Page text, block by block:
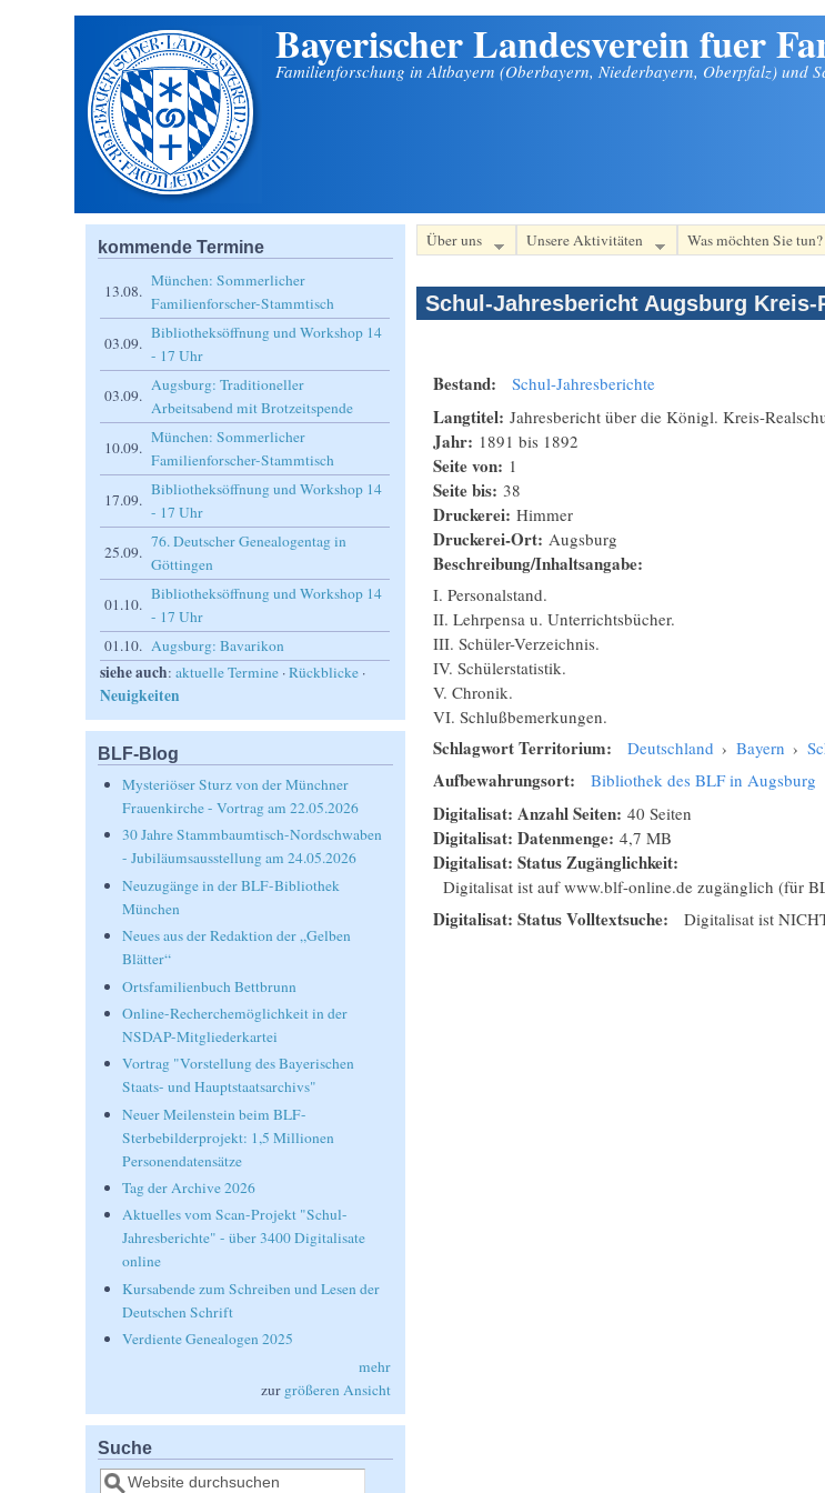
Bayerischer Landesverein fuer
Familienforschung in Altbayern (Oberbayern, Niederbayern, Oberpfalz) und
Über uns Unsere Aktivitäten Was möchten Sie tun?
Schul-Jahresbericht Augsburg Kreis-
Bestand: Schul-Jahresberichte
Langtitel: Jahresbericht über die Königl. Kreis-
Jahr: 1891 bis 1892
Seite von: 1
Seite bis: 38
Druckerei: Himmer
Druckerei-Ort: Augsburg
Beschreibung/Inhaltsangabe:
I. Personalstand.
II. Lehrpensa u. Unterrichtsbücher.
III. Schüler-Verzeichnis.
IV. Schülerstatistik.
V. Chronik.
VI. Schlußbemerkungen.
Schlagwort Territorium: Deutschland › Bayern ›
Aufbewahrungsort: Bibliothek des BLF in Augsburg
Digitalisat: Anzahl Seiten: 40 Seiten
Digitalisat: Datenmenge: 4,7 MB
Digitalisat: Status Zugänglichkeit:
Digitalisat ist auf www.blf-online.de zugänglich (für
Digitalisat: Status Volltextsuche: Digitalisat ist
kommende Termine
13.08.
München: Sommerlicher
Familienforscher-Stammtisch
03.09.
Bibliotheksöffnung und Workshop 14
- 17 Uhr
03.09.
Augsburg: Traditioneller
Arbeitsabend mit Brotzeitspende
10.09.
München: Sommerlicher
Familienforscher-Stammtisch
17.09.
Bibliotheksöffnung und Workshop 14
- 17 Uhr
25.09.
76. Deutscher Genealogentag in
Göttingen
01.10.
Bibliotheksöffnung und Workshop 14
- 17 Uhr
01.10. Augsburg: Bavarikon
siehe auch:aktuelle Termine ·Rückblicke ·
Neuigkeiten
BLF-Blog
Mysteriöser Sturz von der Münchner
Frauenkirche - Vortrag am 22.05.2026
30 Jahre Stammbaumtisch-Nordschwaben
- Jubiläumsausstellung am 24.05.2026
Neuzugänge in der BLF-Bibliothek
München
Neues aus der Redaktion der „Gelben
Blätter“
Ortsfamilienbuch Bettbrunn
Online-Recherchemöglichkeit in der
NSDAP-Mitgliederkartei
Vortrag "Vorstellung des Bayerischen
Staats- und Hauptstaatsarchivs"
Neuer Meilenstein beim BLF-
Sterbebilderprojekt: 1,5 Millionen
Personendatensätze
Tag der Archive 2026
Aktuelles vom Scan-Projekt "Schul-
Jahresberichte" - über 3400 Digitalisate
online
Kursabende zum Schreiben und Lesen der
Deutschen Schrift
Verdiente Genealogen 2025
mehr
zur größeren Ansicht
Suche
Suche